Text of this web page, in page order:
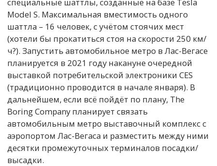
Model S. Максимальная вместимость одного
шаттла – 16 человек, с учётом стоячих мест
(хотели бы прокатиться стоя на скорости 250 км/
ч?). Запустить автомобильное метро в Лас-Вегасе
планируется в 2021 году накануне очередной
выставкой потребительской электроники CES
(традиционно проводится в начале января). В
дальнейшем, если всё пойдёт по плану, The
Boring Company планирует связать
автомобильным метро выставочный комплекс с
аэропортом Лас-Вегаса и разместить между ними
десятки промежуточных терминалов посадки/
высадки.